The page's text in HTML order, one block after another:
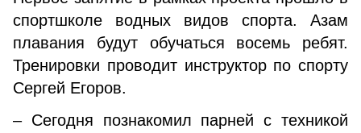
спортшколе водных видов спорта. Азам
плавания будут обучаться восемь ребят.
Тренировки проводит инструктор по спорту
Сергей Егоров.
– Сегодня познакомил парней с техникой